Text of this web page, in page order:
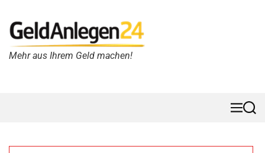
G
e
Mehr aus Ihrem Geld machen!
MS